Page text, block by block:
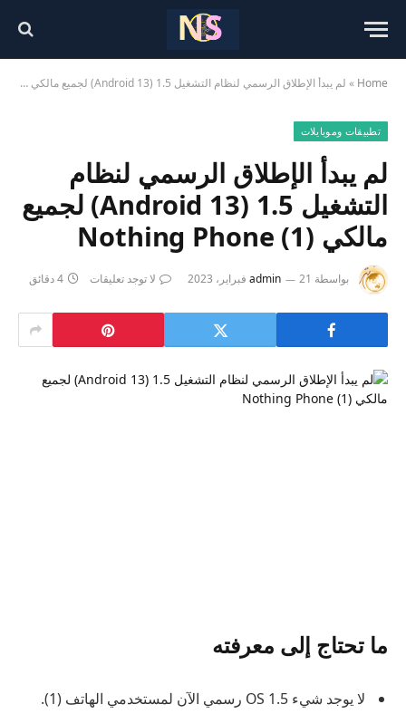
Home
» لم يبدأ الإطلاق الرسمي لنظام التشغيل 1.5 (Android 13) لجميع مالكي Nothing Phone (1)
تطبيقات وموبايلات
لم يبدأ الإطلاق الرسمي لنظام
التشغيل 1.5 (Android 13) لجميع
مالكي Nothing Phone (1)
بواسطة admin 21 فبراير، 2023 لا توجد تعليقات 4 دقائق
ما تحتاج إلى معرفته
لا يوجد شيء OS 1.5 رسمي الآن لمستخدمي الهاتف (1).